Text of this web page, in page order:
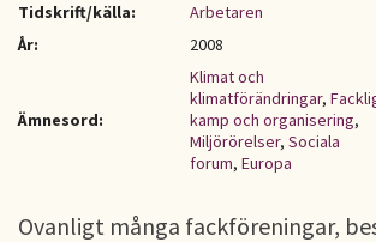
Tidskrift/källa:
Arbetaren
År:
2008
Ämnesord:
Klimat och
klimatförändringar,
kamp och organisering,
Miljörörelser, Sociala
forum, Europa
Ovanligt många fackföreningar,